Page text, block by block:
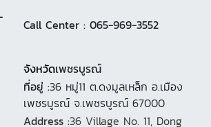
Call Center : 065-969-3552
จังหวัดเพชรบูรณ์
ที่อยู่ :36 หมู่11 ต.ดงมูลเหล็ก อ.เมือง
เพชรบูรณ์ จ.เพชรบูรณ์ 67000
Address :36 Village No. 11, Dong